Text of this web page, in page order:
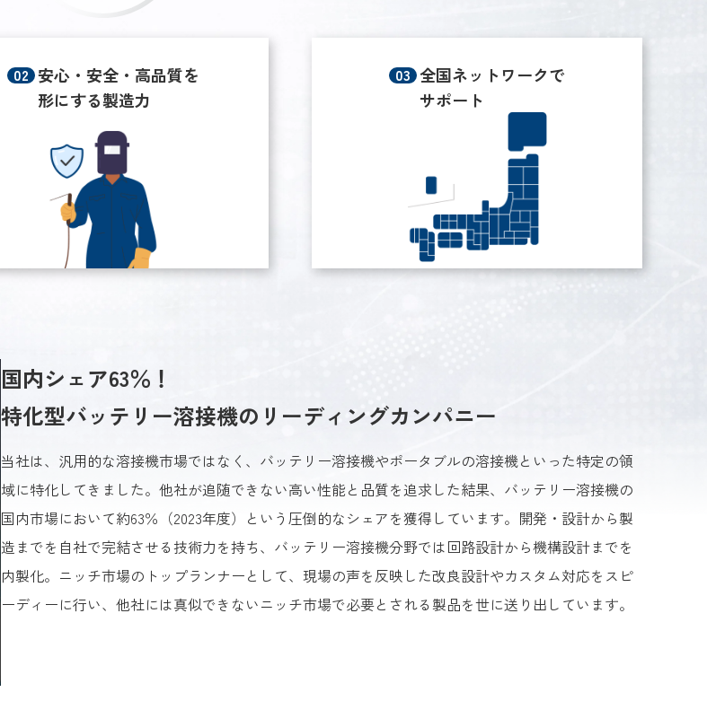
安心・安全・高品質を
形にする製造力
全国ネットワークで
サポート
国内シェア63％！
特化型バッテリー溶接機のリーディングカンパニー
当社は、汎用的な溶接機市場ではなく、バッテリー溶接機やポータブルの溶接機といった特定の領
域に特化してきました。他社が追随できない高い性能と品質を追求した結果、バッテリー溶接機の
国内市場において約63％（2023年度）という圧倒的なシェアを獲得しています。開発・設計から製
造までを自社で完結させる技術力を持ち、バッテリー溶接機分野では回路設計から機構設計までを
内製化。ニッチ市場のトップランナーとして、現場の声を反映した改良設計やカスタム対応をスピ
ーディーに行い、他社には真似できないニッチ市場で必要とされる製品を世に送り出しています。